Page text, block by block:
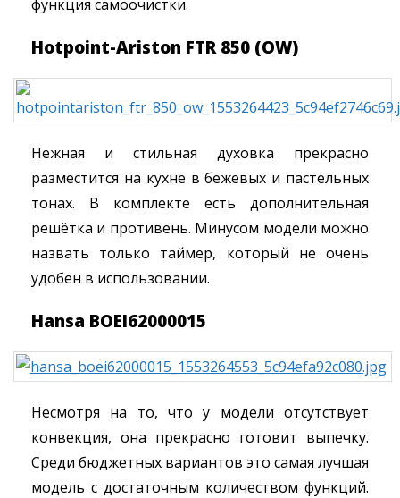
функция самоочистки.
Hotpoint-Ariston FTR 850 (OW)
Нежная и стильная духовка прекрасно
разместится на кухне в бежевых и пастельных
тонах. В комплекте есть дополнительная
решётка и противень. Минусом модели можно
назвать только таймер, который не очень
удобен в использовании.
Hansa BOEI62000015
Несмотря на то, что у модели отсутствует
конвекция, она прекрасно готовит выпечку.
Среди бюджетных вариантов это самая лучшая
модель с достаточным количеством функций.